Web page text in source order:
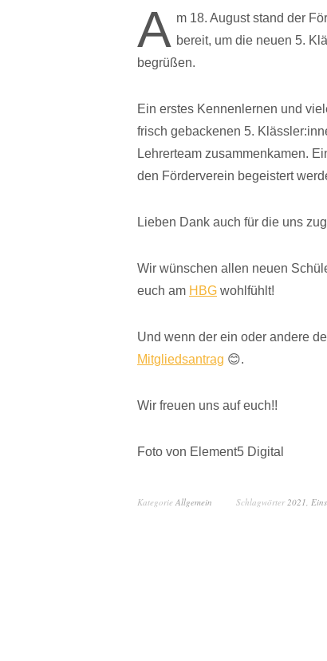
A m 18. August stand der
bereit, um die neuen 5.
begrüßen.
Ein erstes Kennenlernen und
frisch gebackenen 5.
Lehrerteam zusammenkamen.
den Förderverein begeistert
Lieben Dank auch für die uns
Wir wünschen allen neuen
euch am HBG wohlfühlt!
Und wenn der ein oder andere
Mitgliedsantrag 😊.
Wir freuen uns auf euch!!
Foto von Element5 Digital
Kategorie Allgemein Schlagwörter2021,